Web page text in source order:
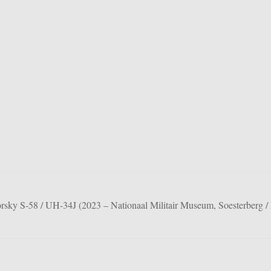
S-58 / UH-34J (2023 – Nationaal Militair Museum, Soesterberg